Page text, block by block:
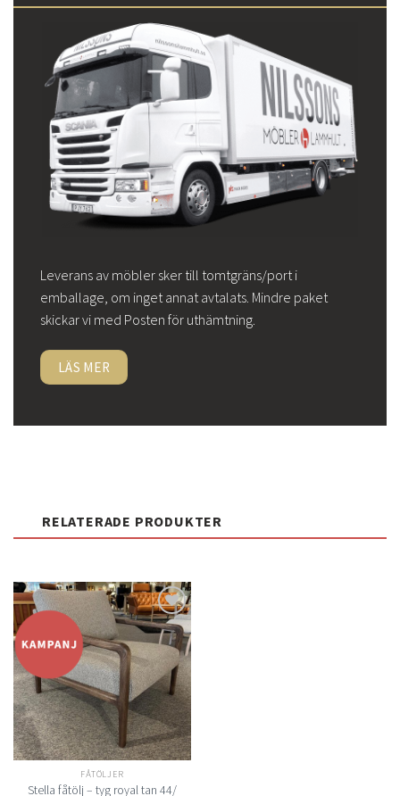
Leverans av möbler sker till tomtgräns/port i
emballage, om inget annat avtalats. Mindre paket
skickar vi med Posten för uthämtning.
LÄS MER
RELATERADE PRODUKTER
Lägg
till i
önskelistan
FÅTÖLJER
Stella fåtölj – tyg royal tan 44/